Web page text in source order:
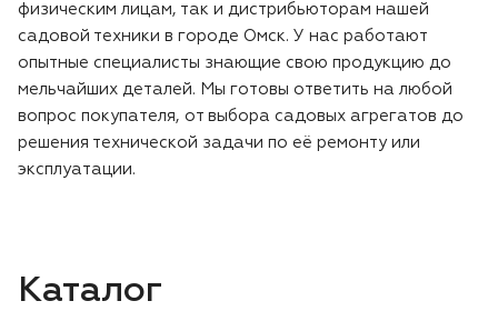
физическим лицам, так и дистрибьюторам нашей
садовой техники в городе Омск. У нас работают
опытные специалисты знающие свою продукцию до
мельчайших деталей. Мы готовы ответить на любой
вопрос покупателя, от выбора садовых агрегатов до
решения технической задачи по её ремонту или
эксплуатации.
Каталог